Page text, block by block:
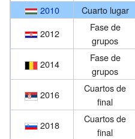
2010
Cuarto lugar
2012
Fase de
grupos
2014
Fase de
grupos
2016
Cuartos de
final
2018
Cuartos de
final